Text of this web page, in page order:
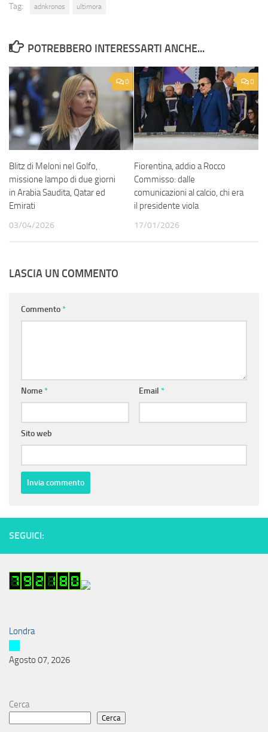
Tag: adnkronos ultimora
POTREBBERO INTERESSARTI ANCHE...
0
Blitz di Meloni nel Golfo,
missione lampo di due giorni
in Arabia Saudita, Qatar ed
Emirati
03/04/2026
0
Fiorentina, addio a Rocco
Commisso: dalle
comunicazioni al calcio, chi era
il presidente viola
17/01/2026
LASCIA UN COMMENTO
Commento*
Nome* Email *
Sito web
SEGUICI:
Londra
Agosto 07, 2026
Cerca
Cerca